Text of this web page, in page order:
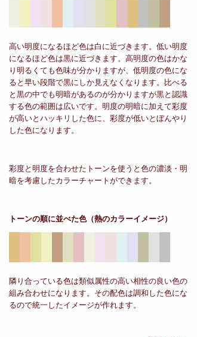
高い明度になるほど色は白に近づきます。低い明度
になるほど色は黒に近づきます。高明度の色はかな
り明るくても色味が分かりますが、低明度の色にな
ると早い段階で黒にしか見えなくなります。比べる
と黒の中でも明暗があるのが分かりますが黒と認識
する色の範囲は広いです。明度の明暗に加えて彩度
が高いとハッキリした色に、彩度が低いとぼんやり
した色になります。
彩度と明度を合わせたトーンを使うと色の濃淡・明
暗を考慮したカラーチャートができます。
トーンの順に並べた色（熱のカラーイメージ）
隣り合っている色は類似属性の高い相性の良い色の
組み合わせになります。その配色は調和した色にな
るので統一したイメージが作れます。